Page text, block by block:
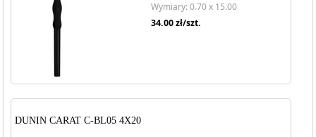
Wymiary: 0.70 x 15.00
34.00zł/szt.
DUNIN CARAT C-BL05 4X20